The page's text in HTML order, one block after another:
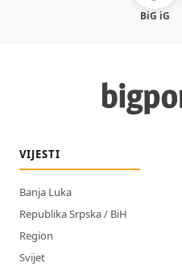
BiG iG
VIJESTI
Banja Luka
Republika Srpska / BiH
Region
Svijet